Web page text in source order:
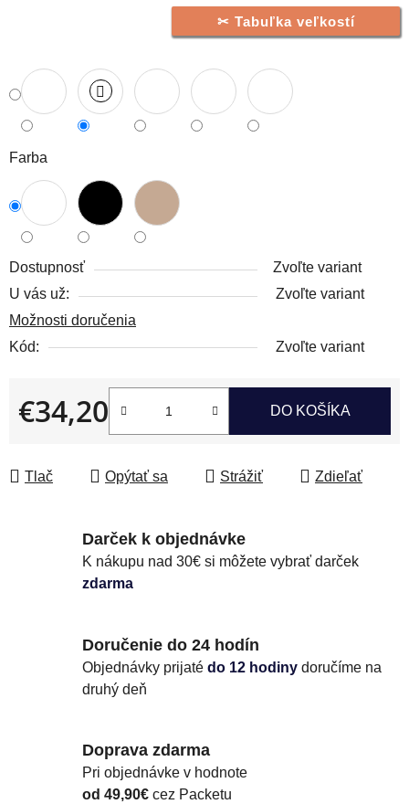
Tabuľka veľkostí
Farba
Dostupnosť
Zvoľte variant
U vás už:
Zvoľte variant
Možnosti doručenia
Kód:
Zvoľte variant
€34,20
Jednotková cena:
DO KOŠÍKA
Tlač Opýtať sa Strážiť Zdieľať
Darček k objednávke
K nákupu nad 30€ si môžete vybrať darček
zdarma
Doručenie do 24 hodín
Objednávky prijaté do 12 hodiny doručíme na
druhý deň
Doprava zdarma
Pri objednávke v hodnote
od 49,90€ cez Packetu